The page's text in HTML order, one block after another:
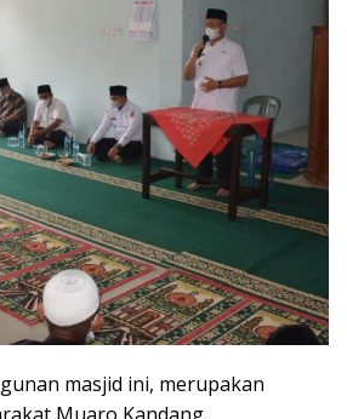
masjid ini, merupakan